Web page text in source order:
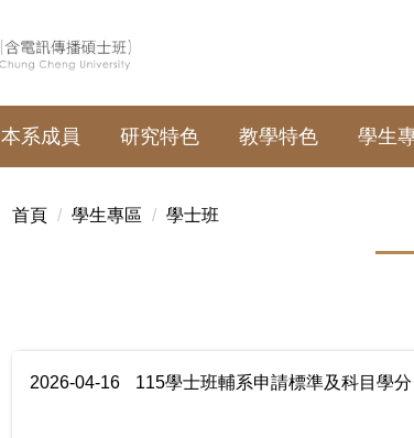
本系成員 研究特色 教學特色 學生
首頁 學生專區 學士班
2026-04-16 115學士班輔系申請標準及科目學分